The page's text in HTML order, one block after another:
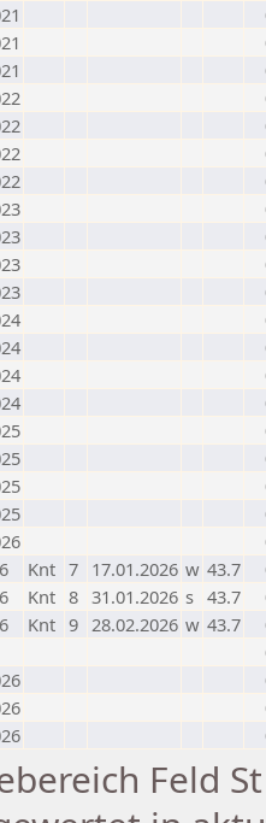
Knt 7 17.01.2026 w 43.7
Knt 8 31.01.2026 s 43.7
Knt 9 28.02.2026 w 43.7
Feld